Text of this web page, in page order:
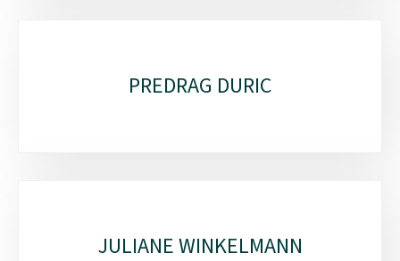
PREDRAG DURIC
JULIANE WINKELMANN